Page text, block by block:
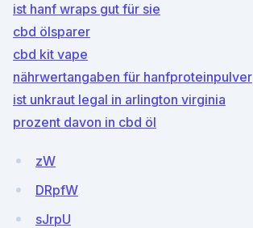
ist hanf wraps gut für sie
cbd ölsparer
cbd kit vape
nährwertangaben für hanfproteinpulver
ist unkraut legal in arlington virginia
prozent davon in cbd öl
zW
DRpfW
sJrpU